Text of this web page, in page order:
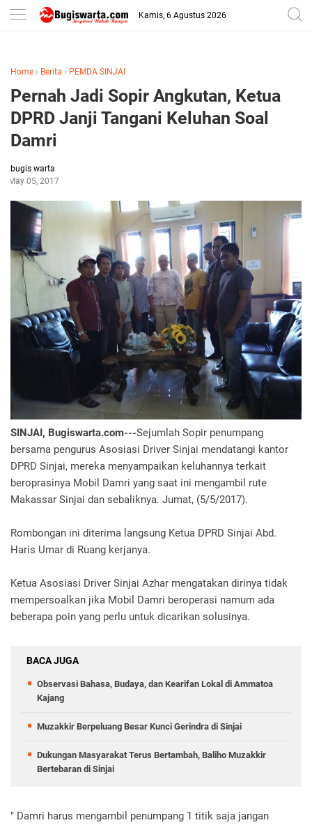
-->
Kamis, 6 Agustus 2026
Home › Berita › PEMDA SINJAI
Pernah Jadi Sopir Angkutan, Ketua
DPRD Janji Tangani Keluhan Soal
Damri
bugis warta
May 05, 2017
SINJAI, Bugiswarta.com---Sejumlah Sopir penumpang
bersama pengurus Asosiasi Driver Sinjai mendatangi kantor
DPRD Sinjai, mereka menyampaikan keluhannya terkait
beroprasinya Mobil Damri yang saat ini mengambil rute
Makassar Sinjai dan sebaliknya. Jumat, (5/5/2017).
Rombongan ini diterima langsung Ketua DPRD Sinjai Abd.
Haris Umar di Ruang kerjanya.
Ketua Asosiasi Driver Sinjai Azhar mengatakan dirinya tidak
mempersoalkan jika Mobil Damri beroperasi namum ada
beberapa poin yang perlu untuk dicarikan solusinya.
BACA JUGA
Observasi Bahasa, Budaya, dan Kearifan Lokal di Ammatoa
Kajang
Muzakkir Berpeluang Besar Kunci Gerindra di Sinjai
Dukungan Masyarakat Terus Bertambah, Baliho Muzakkir
Bertebaran di Sinjai
" Damri harus mengambil penumpang 1 titik saja jangan